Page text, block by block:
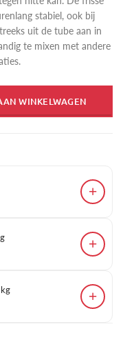
stabiel, ook bij
uit de tube aan in
te mixen met andere
WINKELWAGEN
+
+
+